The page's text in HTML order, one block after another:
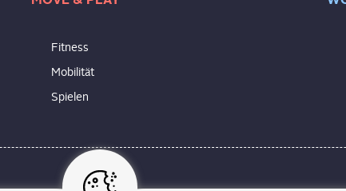
Fitness
Mobilität
Spielen